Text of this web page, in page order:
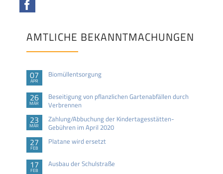
AMTLICHE BEKANNTMACHUNGEN
07
APR
Biomüllentsorgung
26
MÄR
Beseitigung von pflanzlichen Gartenabfällen durch
Verbrennen
23
MÄR
Zahlung/Abbuchung der Kindertagesstätten-
Gebühren im April 2020
27
FEB
Platane wird ersetzt
17
FEB
Ausbau der Schulstraße